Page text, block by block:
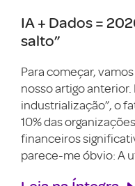
IA + Dados =
salto”
Para começar,
nosso artigo anterior.
industrialização”, o
10% das
financeiros
parece-me óbvio: A